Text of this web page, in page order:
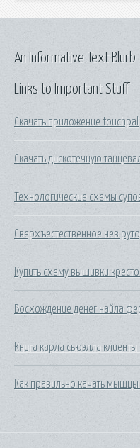
Links to Important Stuff
Скачать приложение touchpal
Скачать дискотечную
Технологические схемы
Сверхъестественное нев
Купить схему вышивки
Восхождение денег найла
Книга карла сьюэлла
Как правильно качать
An Informative Text Blurb